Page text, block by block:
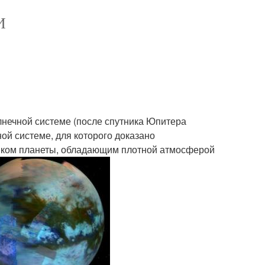
системе (после спутника Юпитера
системе, для которого доказано
планеты, обладающим плотной атмосферой